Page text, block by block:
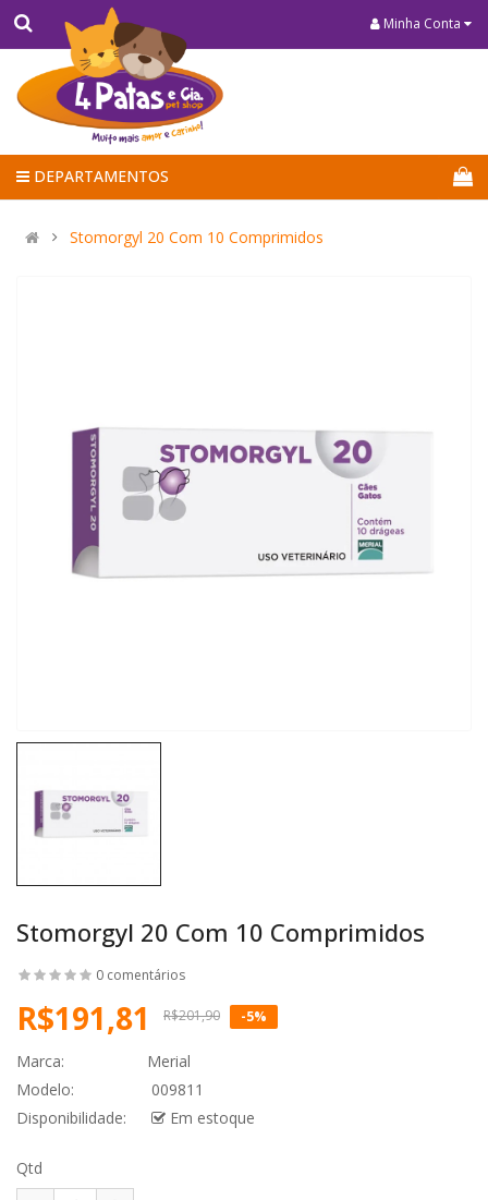
Minha Conta
DEPARTAMENTOS
Stomorgyl 20 Com 10 Comprimidos
Stomorgyl 20 Com 10 Comprimidos
0 comentários
R$191,81 R$201,90 -5%
Marca:
Merial
Modelo:
009811
Disponibilidade:
Em estoque
Qtd